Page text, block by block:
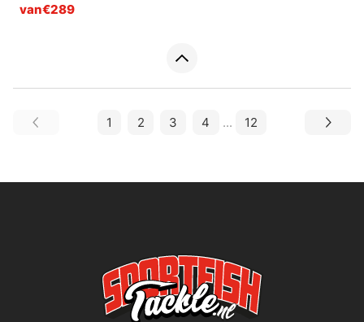
van€289
1 2 3 4 ... 12